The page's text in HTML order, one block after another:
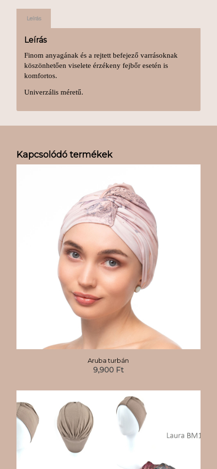
Leírás
Leírás
Finom anyagának és a rejtett befejező varrásoknak
köszönhetően viselete érzékeny fejbőr esetén is
komfortos.
Univerzális méretű.
Kapcsolódó termékek
Aruba turbán
9,900 Ft